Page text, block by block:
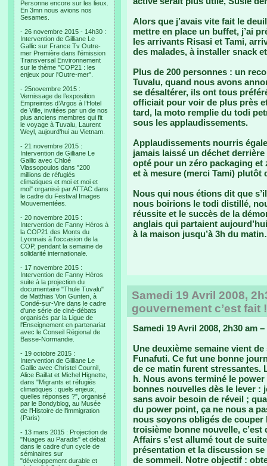
Personne encore sur les lieux.
En 3mn nous avions nos
Sesames.
- 26 novembre 2015 - 14h30 :
Intervention de Gilliane Le
Gallic sur France Tv Outre-
mer Première dans l'émission
Transversal Environnement
sur le thème "COP21 : les
enjeux pour l'Outre-mer".
- 25novembre 2015 :
Vernissage de l’exposition
Empreintes d’Argos à l’Hotel
de Ville, invitées par un de nos
plus anciens membres qui fit
le voyage à Tuvalu, Laurent
Weyl, aujourd’hui au Vietnam.
- 21 novembre 2015 :
Intervention de Gilliane Le
Gallic avec Chloé
Vlassopoulos dans "200
millions de réfugiés
climatiques et moi et moi et
moi" organisé par ATTAC dans
le cadre du Festival Images
Mouvementées.
- 20 novembre 2015 :
Intervention de Fanny Héros à
la COP21 des Monts du
Lyonnais à l'occasion de la
COP, pendant la semaine de
solidarité internationale.
- 17 novembre 2015 :
Intervention de Fanny Héros
suite à la projection du
documentaire "Thule Tuvalu"
de Matthias Von Gunten, à
Condé-sur-Vire dans le cadre
d'une série de ciné-débats
organisés par la Ligue de
l'Enseignement en partenariat
avec le Conseil Régional de
Basse-Normandie.
- 19 octobre 2015 :
Intervention de Gilliane Le
Gallic avec Christel Cournil,
Alice Baillat et Michel Hignette,
dans "Migrants et réfugiés
climatiques : quels enjeux,
quelles réponses ?", organisé
par le Bondyblog, au Musée
de l'Histoire de l'immigration
(Paris)
- 13 mars 2015 : Projection de
"Nuages au Paradis" et débat
dans le cadre d'un cycle de
séminaires sur
"développement durable et
Alors que j’avais vite fait le
mettre en place un buffet, j’ai
les arrivants Risasi et Tami,
des malades, à installer snack
Plus de 200 personnes : un
Tuvalu, quand nous avons
se désaltérer, ils ont tous
officiait pour voir de plus près
tard, la moto remplie du todi
sous les applaudissements.
Applaudissements nourris
jamais laissé un déchet
opté pour un zéro packaging
et à mesure (merci Tami) plutôt
Nous qui nous étions dit que
nous boirions le todi distillé,
réussite et le succès de la
anglais qui partaient
à la maison jusqu’à 3h du
Samedi 19 Avril 2008,
gouvernement c’est fait !
Samedi 19 Avril 2008, 2h30 am
Une deuxième semaine vient de
Funafuti. Ce fut une bonne
de ce matin furent stressantes.
h. Nous avons terminé le
bonnes nouvelles dès le lever :
sans avoir besoin de réveil ;
du power point, ça ne nous a
nous soyons obligés de
troisième bonne nouvelle,
Affairs s’est allumé tout de
présentation et la discussion
de sommeil. Notre objectif :